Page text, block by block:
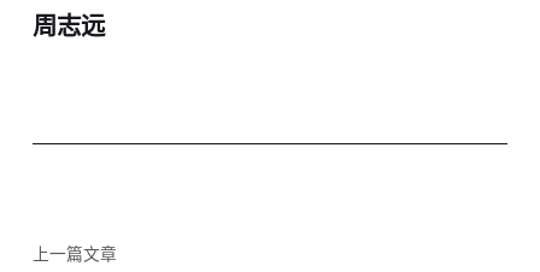
周志远
上一篇文章